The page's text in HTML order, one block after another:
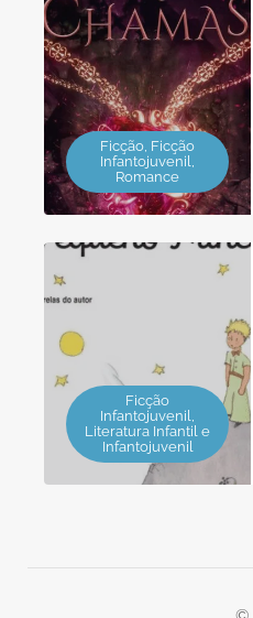
Ficção, Ficção
Infantojuvenil,
Romance
Ficção
Infantojuvenil,
Literatura Infantil e
Infantojuvenil